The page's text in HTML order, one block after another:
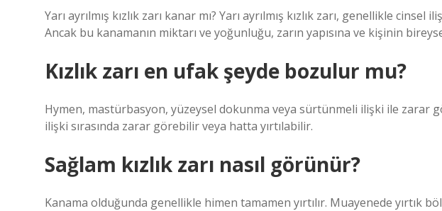
Yarı ayrılmış kızlık zarı kanar mı? Yarı ayrılmış kızlık zarı, genellikle
Ancak bu kanamanın miktarı ve yoğunluğu, zarın yapısına ve kişinin
Kızlık zarı en ufak şeyde bozulur mu?
Hymen, mastürbasyon, yüzeysel dokunma veya sürtünmeli ilişki ile zarar
ilişki sırasında zarar görebilir veya hatta yırtılabilir.
Sağlam kızlık zarı nasıl görünür?
Kanama olduğunda genellikle himen tamamen yırtılır. Muayenede yırtık